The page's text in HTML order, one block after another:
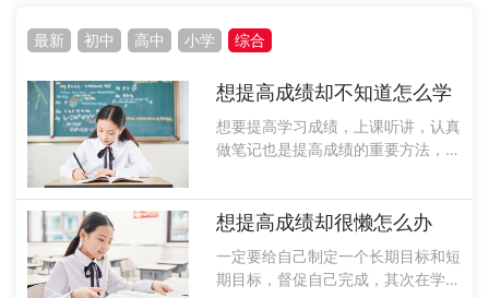
最新 初中 高中 小学 综合
想提高成绩却不知道怎么学
想要提高学习成绩，上课听讲，认真
做笔记也是提高成绩的重要方法，在
识，进行查缺补漏，而且大家一定要
多做一些练习题，并且在题后进行总
补，并且将......
想提高成绩却很懒怎么办
一定要给自己制定一个长期目标和短
期目标，督促自己完成，其次在学习